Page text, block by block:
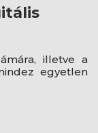
illetve a
egyetlen